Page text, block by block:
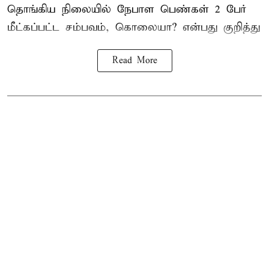
தொங்கிய நிலையில் நேபாள பெண்கள் 2 பேர்
மீட்கப்பட்ட சம்பவம், கொலையா? என்பது குறித்து
Read More